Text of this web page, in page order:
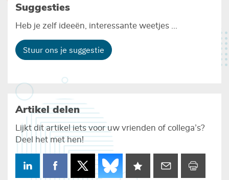
Suggesties
Heb je zelf ideeën, interessante weetjes ...
Stuur ons je suggestie
Artikel delen
Lijkt dit artikel iets voor uw vrienden of collega’s?
Deel het met hen!